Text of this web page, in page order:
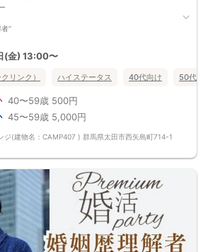
‘‘
いたりと
見も素敵な方。
て幸せになりたい！
てくれる。
ナーに出逢いたい。
万円
した！
ム中の連絡先交換自由
／
様が求める理想の人数を作り上げました！
(金) 13:00〜
リンク） ハイステータス 40代向け 50代向
40〜59歳 500円
45〜59歳 5,000円
ジ(建物名：CAMP407 ) 群馬県太田市西矢島町714-1